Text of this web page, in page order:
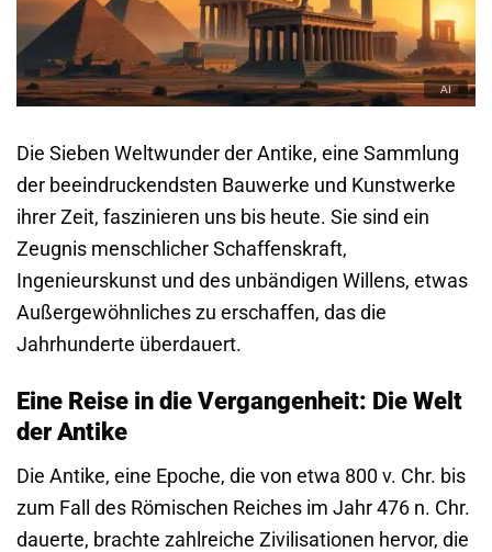
Die Sieben Weltwunder der Antike, eine Sammlung
der beeindruckendsten Bauwerke und Kunstwerke
ihrer Zeit, faszinieren uns bis heute. Sie sind ein
Zeugnis menschlicher Schaffenskraft,
Ingenieurskunst und des unbändigen Willens, etwas
Außergewöhnliches zu erschaffen, das die
Jahrhunderte überdauert.
Eine Reise in die Vergangenheit: Die Welt
der Antike
Die Antike, eine Epoche, die von etwa 800 v. Chr. bis
zum Fall des Römischen Reiches im Jahr 476 n. Chr.
dauerte, brachte zahlreiche Zivilisationen hervor, die